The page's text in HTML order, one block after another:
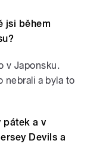
jsi během
v Japonsku.
nebrali a byla to
pátek a v
Devils a